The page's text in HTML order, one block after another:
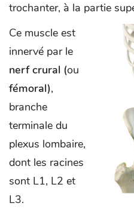
trochanter, à la partie
Ce muscle est
innervé par le
nerf crural (ou
fémoral),
branche
terminale du
plexus lombaire,
dont les racines
sont L1, L2 et
L3.